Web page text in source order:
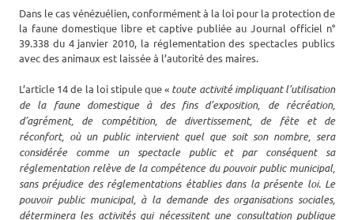
Dans le cas vénézuélien, conformément à la loi pour la protection de
la faune domestique libre et captive publiée au Journal officiel n°
39.338 du 4 janvier 2010, la réglementation des spectacles publics
avec des animaux est laissée à l’autorité des maires.
L’article 14 de la loi stipule que « toute activité impliquant l’utilisation
de la faune domestique à des fins d’exposition, de récréation,
d’agrément, de compétition, de divertissement, de fête et de
réconfort, où un public intervient quel que soit son nombre, sera
considérée comme un spectacle public et par conséquent sa
réglementation relève de la compétence du pouvoir public municipal,
sans préjudice des réglementations établies dans la présente loi. Le
pouvoir public municipal, à la demande des organisations sociales,
déterminera les activités qui nécessitent une consultation publique